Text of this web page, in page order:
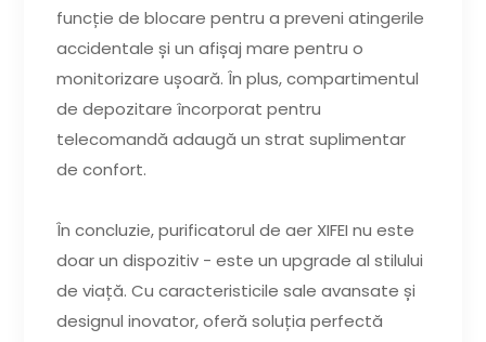
funcție de blocare pentru a preveni atingerile
accidentale și un afișaj mare pentru o
monitorizare ușoară. În plus, compartimentul
de depozitare încorporat pentru
telecomandă adaugă un strat suplimentar
de confort.
În concluzie, purificatorul de aer XIFEI nu este
doar un dispozitiv - este un upgrade al stilului
de viață. Cu caracteristicile sale avansate și
designul inovator, oferă soluția perfectă